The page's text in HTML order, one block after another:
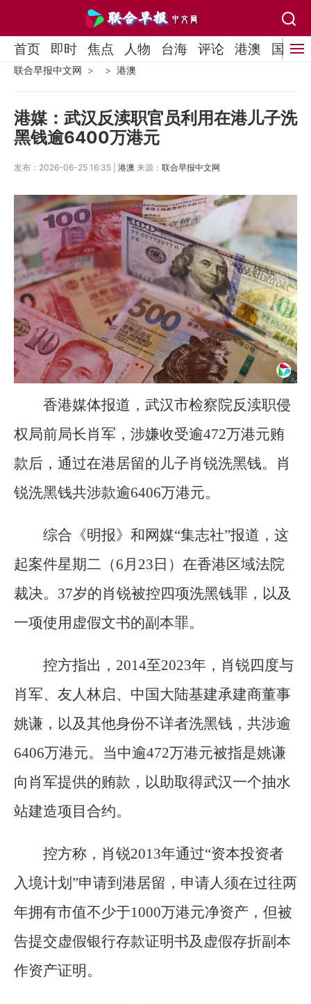
首页 即时 焦点 人物 台海 评论 港澳 国际
联合早报中文网 港澳
港媒：武汉反渎职官员利用在港儿子洗
黑钱逾6400万港元
发布：2026-06-25 16:35 | 港澳 来源： 联合早报中文网
香港媒体报道，武汉市检察院反渎职侵
权局前局长肖军，涉嫌收受逾472万港元贿
款后，通过在港居留的儿子肖锐洗黑钱。肖
锐洗黑钱共涉款逾6406万港元。
综合《明报》和网媒“集志社”报道，这
起案件星期二（6月23日）在香港区域法院
裁决。37岁的肖锐被控四项洗黑钱罪，以及
一项使用虚假文书的副本罪。
控方指出，2014至2023年，肖锐四度与
肖军、友人林启、中国大陆基建承建商董事
姚谦，以及其他身份不详者洗黑钱，共涉逾
6406万港元。当中逾472万港元被指是姚谦
向肖军提供的贿款，以助取得武汉一个抽水
站建造项目合约。
控方称，肖锐2013年通过“资本投资者
入境计划”申请到港居留，申请人须在过往两
年拥有市值不少于1000万港元净资产，但被
告提交虚假银行存款证明书及虚假存折副本
作资产证明。